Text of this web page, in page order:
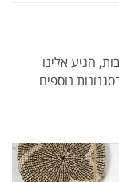
הגיע אלינו
נוספים